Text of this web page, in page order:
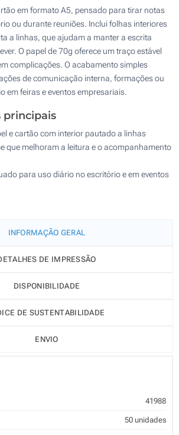
em formato A5, pensado para tirar notas
ou durante reuniões. Inclui folhas interiores
a linhas, que ajudam a manter a escrita
O papel de 70g oferece um traço estável
complicações. O acabamento simples
de comunicação interna, formações ou
em feiras e eventos empresariais.
principais
e cartão com interior pautado a linhas
que melhoram a leitura e o acompanhamento
para uso diário no escritório e em eventos
INFORMAÇÃO GERAL
DE IMPRESSÃO
DISPONIBILIDADE
DE SUSTENTABILIDADE
ENVIO
41988
50 unidades